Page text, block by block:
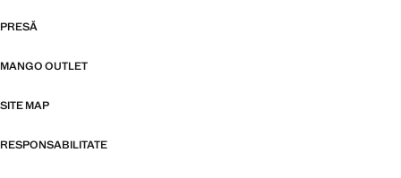
PRESĂ
MANGO OUTLET
SITE MAP
RESPONSABILITATE